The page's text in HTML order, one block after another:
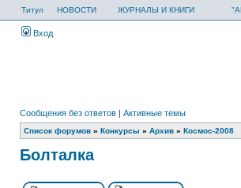
Титул НОВОСТИ ЖУРНАЛЫ И КНИГИ
Вход
Сообщения без ответов | Активные темы
Список форумов » Конкурсы » Архив » Космос-2008
Болталка